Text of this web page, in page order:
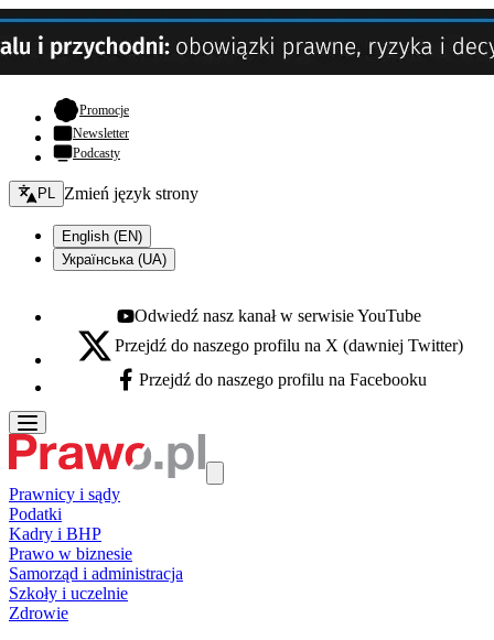
Promocje- otwiera się w nowej karcie
Newsletter
Podcasty
Zmień język - bieżący:
PL Zmień język strony
English (EN)
Українська (UA)
Youtube - otwiera się w nowej karcie
Odwiedź nasz kanał w serwisie YouTube
X - otwiera się w nowej karcie
Przejdź do naszego profilu na X (dawniej Twitter)
Facebook - otwiera się w nowej karcie
Przejdź do naszego profilu na Facebooku
Prawnicy i sądy
Podatki
Kadry i BHP
Prawo w biznesie
Samorząd i administracja
Szkoły i uczelnie
Zdrowie